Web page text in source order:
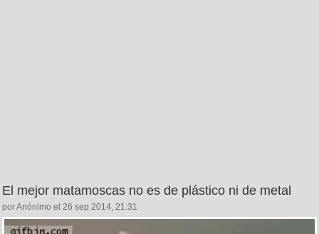
El mejor matamoscas no es de plástico ni de metal
por Anónimo el 26 sep 2014, 21:31